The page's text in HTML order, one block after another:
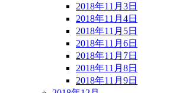
2018年11月3日
2018年11月4日
2018年11月5日
2018年11月6日
2018年11月7日
2018年11月8日
2018年11月9日